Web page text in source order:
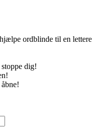
ordblinde til en lettere
dig!